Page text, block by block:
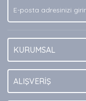
Bu ürüne benzer
KURUMSAL
ALIŞVERİŞ